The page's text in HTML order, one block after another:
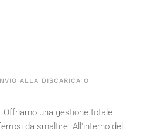
ALLA DISCARICA O
una gestione totale
da smaltire. All'interno del